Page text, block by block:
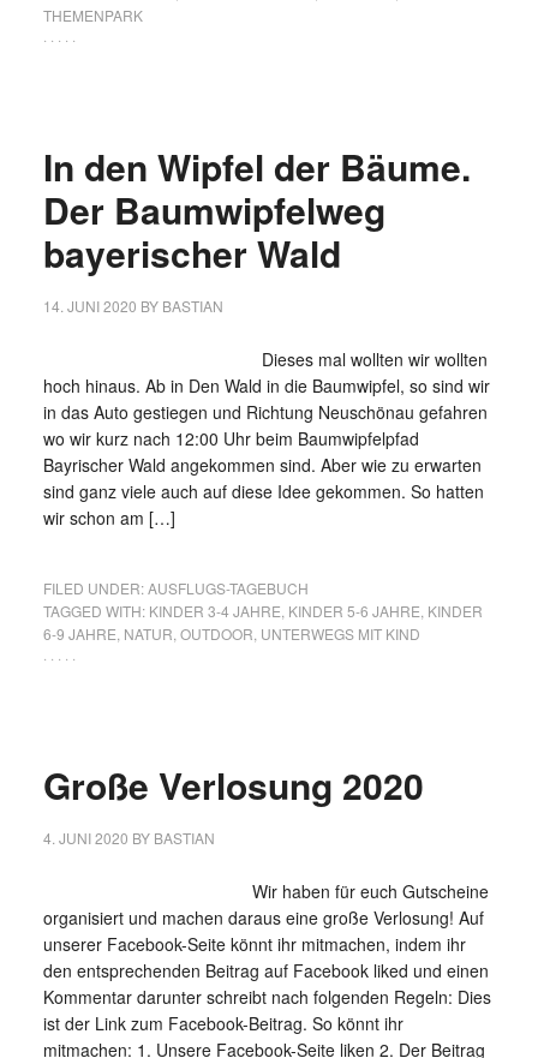
THEMENPARK
· · · · ·
In den Wipfel der Bäume.
Der Baumwipfelweg
bayerischer Wald
14. JUNI 2020 BY BASTIAN
Dieses mal wollten wir wollten
hoch hinaus. Ab in Den Wald in die Baumwipfel, so sind wir
in das Auto gestiegen und Richtung Neuschönau gefahren
wo wir kurz nach 12:00 Uhr beim Baumwipfelpfad
Bayrischer Wald angekommen sind. Aber wie zu erwarten
sind ganz viele auch auf diese Idee gekommen. So hatten
wir schon am […]
FILED UNDER:AUSFLUGS-TAGEBUCH
TAGGED WITH: KINDER 3-4 JAHRE KINDER 5-6 JAHRE KINDER
6-9 JAHRE NATUR OUTDOOR UNTERWEGS MIT KIND
· · · · ·
Große Verlosung 2020
4. JUNI 2020 BY BASTIAN
Wir haben für euch Gutscheine
organisiert und machen daraus eine große Verlosung! Auf
unserer Facebook-Seite könnt ihr mitmachen, indem ihr
den entsprechenden Beitrag auf Facebook liked und einen
Kommentar darunter schreibt nach folgenden Regeln: Dies
ist der Link zum Facebook-Beitrag. So könnt ihr
mitmachen: 1. Unsere Facebook-Seite liken 2. Der Beitrag